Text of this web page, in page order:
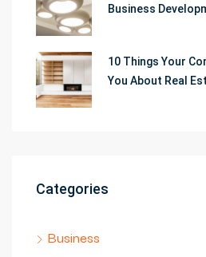
Business
10 Things Your
You About Real
Categories
Business